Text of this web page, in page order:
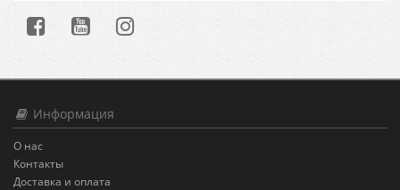
Информация
О нас
Контакты
Доставка и оплата